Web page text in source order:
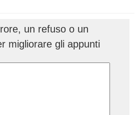
un refuso o un
migliorare gli appunti